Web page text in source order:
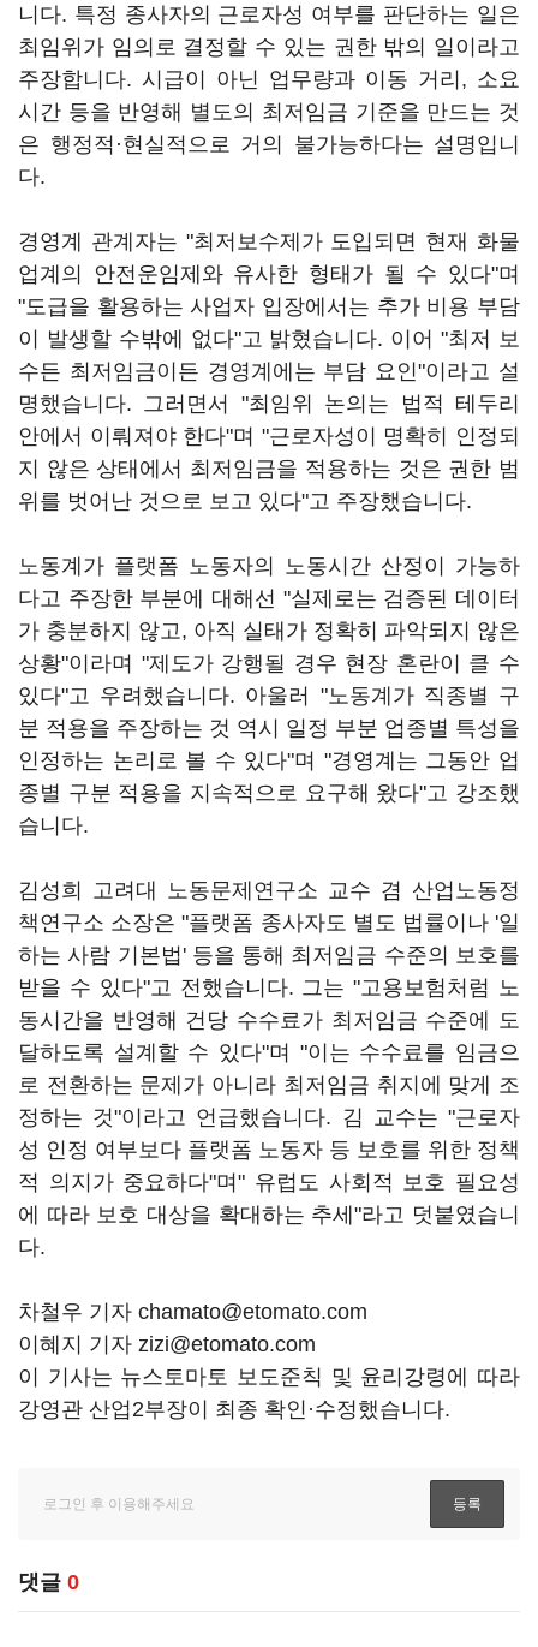
니다. 특정 종사자의 근로자성 여부를 판단하는 일은
최임위가 임의로 결정할 수 있는 권한 밖의 일이라고
주장합니다. 시급이 아닌 업무량과 이동 거리, 소요
시간 등을 반영해 별도의 최저임금 기준을 만드는 것
은 행정적·현실적으로 거의 불가능하다는 설명입니
다.
경영계 관계자는 "최저보수제가 도입되면 현재 화물
업계의 안전운임제와 유사한 형태가 될 수 있다"며
"도급을 활용하는 사업자 입장에서는 추가 비용 부담
이 발생할 수밖에 없다"고 밝혔습니다. 이어 "최저 보
수든 최저임금이든 경영계에는 부담 요인"이라고 설
명했습니다. 그러면서 "최임위 논의는 법적 테두리
안에서 이뤄져야 한다"며 "근로자성이 명확히 인정되
지 않은 상태에서 최저임금을 적용하는 것은 권한 범
위를 벗어난 것으로 보고 있다"고 주장했습니다.
노동계가 플랫폼 노동자의 노동시간 산정이 가능하
다고 주장한 부분에 대해선 "실제로는 검증된 데이터
가 충분하지 않고, 아직 실태가 정확히 파악되지 않은
상황"이라며 "제도가 강행될 경우 현장 혼란이 클 수
있다"고 우려했습니다. 아울러 "노동계가 직종별 구
분 적용을 주장하는 것 역시 일정 부분 업종별 특성을
인정하는 논리로 볼 수 있다"며 "경영계는 그동안 업
종별 구분 적용을 지속적으로 요구해 왔다"고 강조했
습니다.
김성희 고려대 노동문제연구소 교수 겸 산업노동정
책연구소 소장은 "플랫폼 종사자도 별도 법률이나 '일
하는 사람 기본법' 등을 통해 최저임금 수준의 보호를
받을 수 있다"고 전했습니다. 그는 "고용보험처럼 노
동시간을 반영해 건당 수수료가 최저임금 수준에 도
달하도록 설계할 수 있다"며 "이는 수수료를 임금으
로 전환하는 문제가 아니라 최저임금 취지에 맞게 조
정하는 것"이라고 언급했습니다. 김 교수는 "근로자
성 인정 여부보다 플랫폼 노동자 등 보호를 위한 정책
적 의지가 중요하다"며" 유럽도 사회적 보호 필요성
에 따라 보호 대상을 확대하는 추세"라고 덧붙였습니
다.
차철우 기자 chamato@etomato.com
이혜지 기자 zizi@etomato.com
이 기사는 뉴스토마토 보도준칙 및 윤리강령에 따라
강영관 산업2부장이 최종 확인·수정했습니다.
댓글 0